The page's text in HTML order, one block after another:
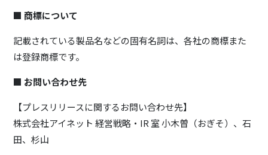
■ 商標について
記載されている製品名などの固有名詞は、各社の商標また
は登録商標です。
■ お問い合わせ先
【プレスリリースに関するお問い合わせ先】
株式会社アイネット 経営戦略・IR 室 小木曽（おぎそ）、石
田、杉山